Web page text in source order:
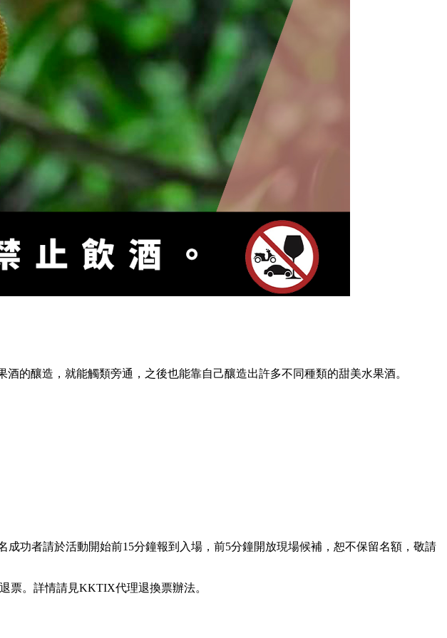
酒的釀造，就能觸類旁通， 之後也能靠自己釀造出許多不同種類的甜美水果酒。
成功者請於活動開始前15分鐘報到入場，前5分鐘開放現場候補，恕不保留名額，敬請
票。詳情請見KKTIX代理退換票辦法。